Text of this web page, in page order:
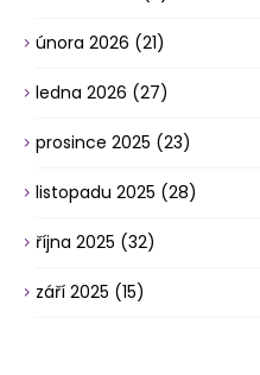
února 2026 (21)
ledna 2026 (27)
prosince 2025 (23)
listopadu 2025 (28)
října 2025 (32)
září 2025 (15)